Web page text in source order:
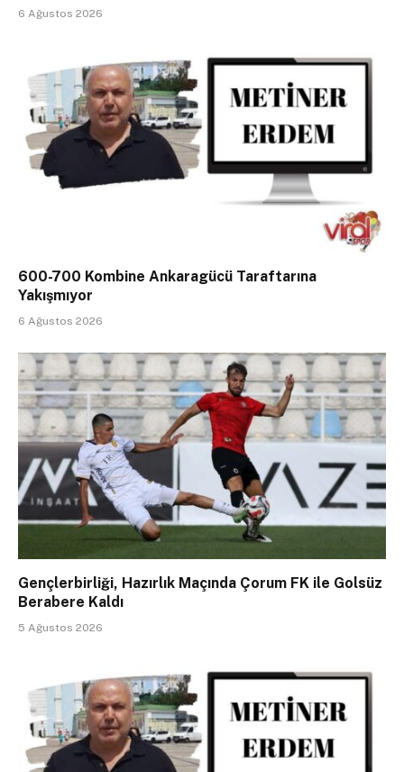
6 Ağustos 2026
600-700 Kombine Ankaragücü Taraftarına
Yakışmıyor
6 Ağustos 2026
Gençlerbirliği, Hazırlık Maçında Çorum FK ile Golsüz
Berabere Kaldı
5 Ağustos 2026